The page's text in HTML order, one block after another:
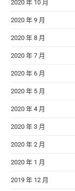
2020 年 10 月
2020 年 9 月
2020 年 8 月
2020 年 7 月
2020 年 6 月
2020 年 5 月
2020 年 4 月
2020 年 3 月
2020 年 2 月
2020 年 1 月
2019 年 12 月